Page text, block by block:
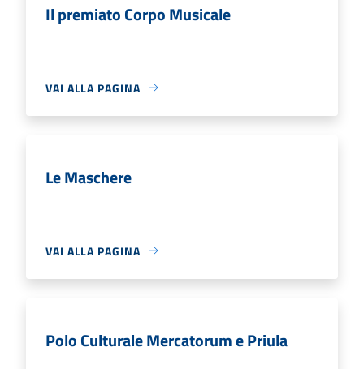
Il premiato Corpo Musicale
VAI ALLA PAGINA
Le Maschere
VAI ALLA PAGINA
Polo Culturale Mercatorum e Priula